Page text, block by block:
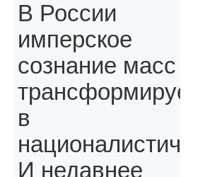
В России
имперское
сознание масс
в
И недавнее